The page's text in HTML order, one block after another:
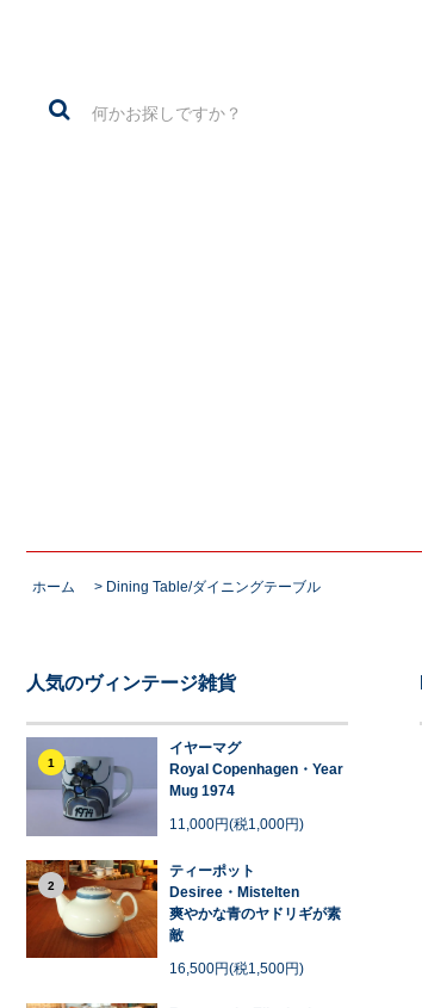
ホーム > Dining Table/ダイニングテーブル
人気のヴィンテージ雑貨
1
イヤーマグ
Royal Copenhagen・Year
Mug 1974
11,000円(税1,000円)
2
ティーポット
Desiree・Mistelten
爽やかな青のヤドリギが素
敵
16,500円(税1,500円)